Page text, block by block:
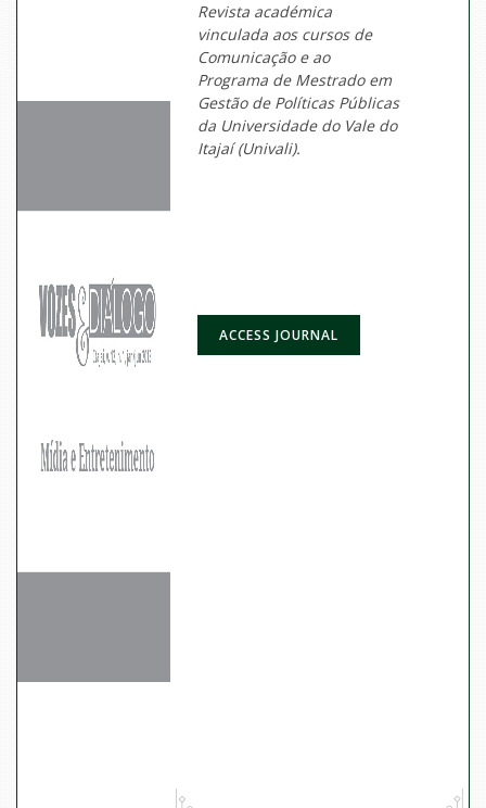
Revista académica
vinculada aos cursos de
Comunicação e ao
Programa de Mestrado em
Gestão de Políticas Públicas
da Universidade do Vale do
Itajaí (Univali).
ACCESS JOURNAL